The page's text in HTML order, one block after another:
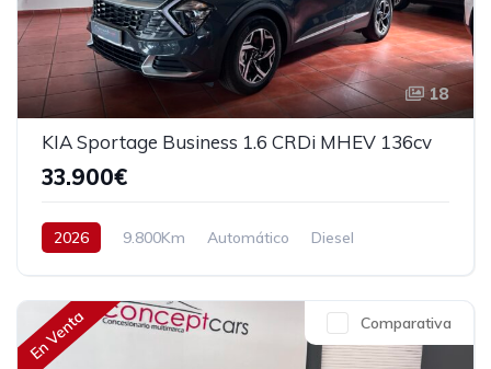
18
KIA Sportage Business 1.6 CRDi MHEV 136cv
33.900€
2026 9.800Km Automático
Diesel
En Venta Comparativa